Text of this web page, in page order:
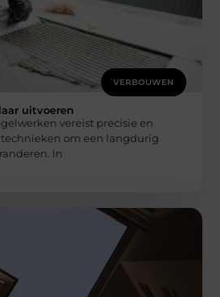
VERBOUWEN
uitvoeren
vereist precisie en
om een langdurig
In